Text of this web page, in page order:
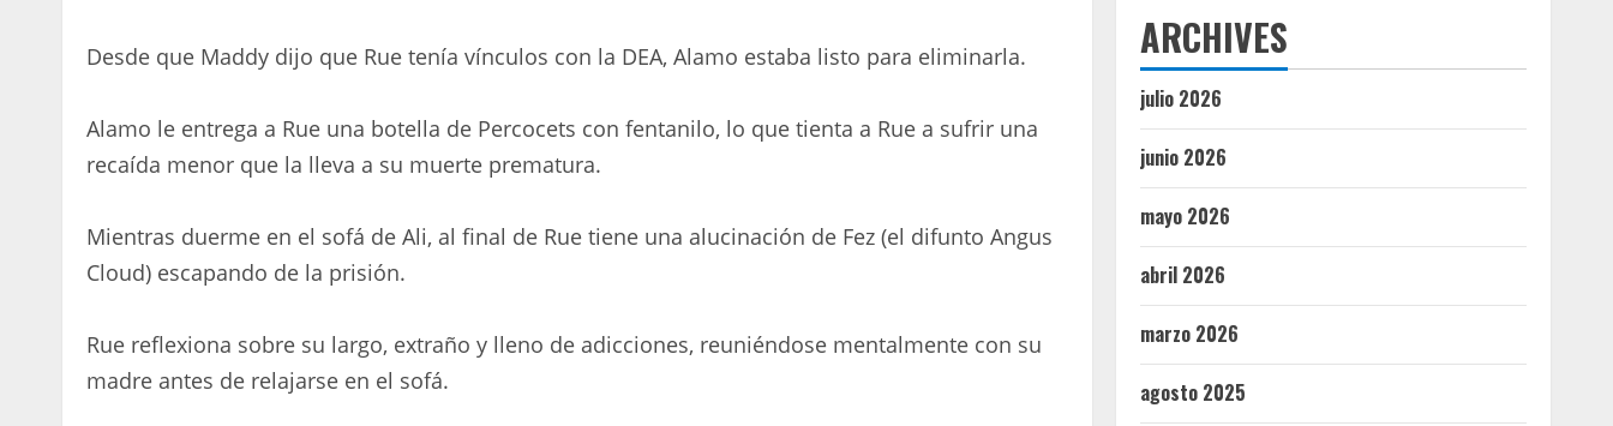
Desde que Maddy dijo que Rue tenía vínculos con la DEA, Alamo estaba listo para eliminarla.
Alamo le entrega a Rue una botella de Percocets con fentanilo, lo que tienta a Rue a sufrir una
recaída menor que la lleva a su muerte prematura.
Mientras duerme en el sofá de Ali, al final de Rue tiene una alucinación de Fez (el difunto Angus
Cloud) escapando de la prisión.
Rue reflexiona sobre su largo, extraño y lleno de adicciones, reuniéndose mentalmente con su
madre antes de relajarse en el sofá.
ARCHIVES
julio 2026
junio 2026
mayo 2026
abril 2026
marzo 2026
agosto 2025